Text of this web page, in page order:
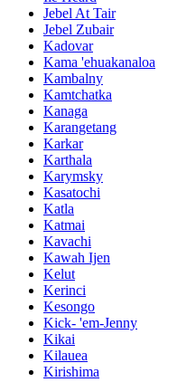
Jebel At Tair
Jebel Zubair
Kadovar
Kama 'ehuakanaloa
Kambalny
Kamtchatka
Kanaga
Karangetang
Karkar
Karthala
Karymsky
Kasatochi
Katla
Katmai
Kavachi
Kawah Ijen
Kelut
Kerinci
Kesongo
Kick- 'em-Jenny
Kikai
Kilauea
Kirishima